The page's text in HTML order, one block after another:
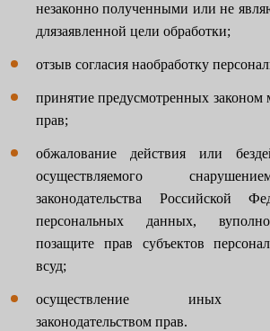
незаконно полученными или не
длязаявленной цели обработки;
отзыв согласия наобработку
принятие предусмотренных законом
прав;
обжалование действия или
осуществляемого
законодательства Российской
персональных данных,
позащите прав субъектов
всуд;
осуществление иных
законодательством прав.